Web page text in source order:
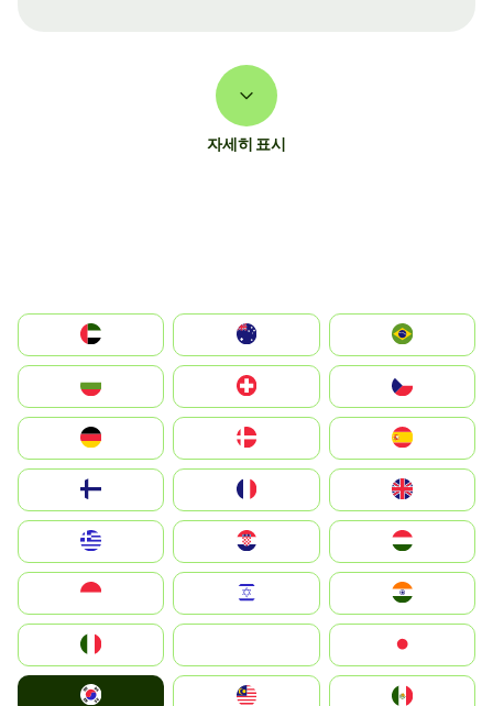
자세히 표시
الإمارات العربية المتحدة
Switzerland
Deutschland
United Kingdom
Magyarország
South Korea